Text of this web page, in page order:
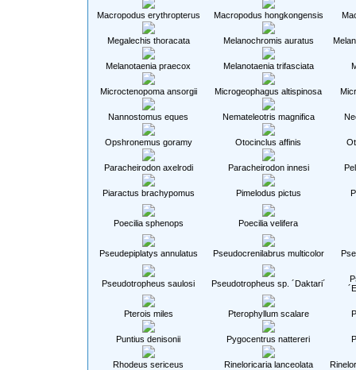
Macropodus erythropterus Macropodus hongkongensis
Megalechis thoracata Melanochromis auratus
Melanotaenia praecox Melanotaenia trifasciata
Microctenopoma ansorgii Microgeophagus altispinosa
Nannostomus eques Nemateleotris magnifica
Opshronemus goramy Otocinclus affinis
Paracheirodon axelrodi Paracheirodon innesi
Piaractus brachypomus Pimelodus pictus
Poecilia sphenops Poecilia velifera
Pseudepiplatys annulatus Pseudocrenilabrus multicolor
Pseudotropheus saulosi Pseudotropheus sp. ´Daktari´
Pterois miles Pterophyllum scalare
Puntius denisonii Pygocentrus nattereri
Rhodeus sericeus Rineloricaria lanceolata